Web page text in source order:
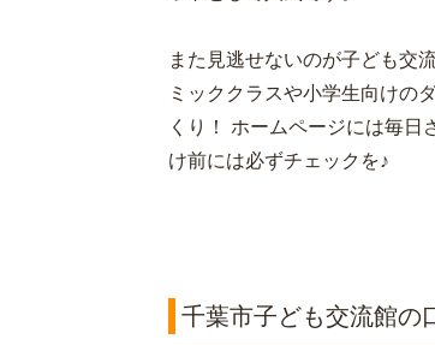
また見逃せないのが子ども交
ミッククラスや小学生向けの
くり！ ホームページには毎
け前には必ずチェックを♪
千葉市子ども交流館の